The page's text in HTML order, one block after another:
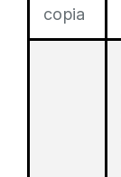
copia